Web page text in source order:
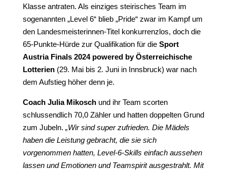
Klasse antraten. Als einziges steirisches Team im
sogenannten „Level 6“ blieb „Pride“ zwar im Kampf um
den Landesmeisterinnen-Titel konkurrenzlos, doch die
65-Punkte-Hürde zur Qualifikation für die Sport
Austria Finals 2024 powered by Österreichische
Lotterien(29. Mai bis 2. Juni in Innsbruck) war nach
dem Aufstieg höher denn je.
Coach Julia Mikosch und ihr Team scorten
schlussendlich 70,0 Zähler und hatten doppelten Grund
zum Jubeln. „Wir sind super zufrieden. Die Mädels
haben die Leistung gebracht, die sie sich
vorgenommen hatten, Level-6-Skills einfach aussehen
lassen und Emotionen und Teamspirit ausgestrahlt. Mit